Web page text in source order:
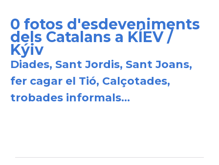
0 fotos d'esdeveniments
dels Catalans a KÍEV /
Kýiv
Diades, Sant Jordis, Sant Joans,
fer cagar el Tió, Calçotades,
trobades informals...